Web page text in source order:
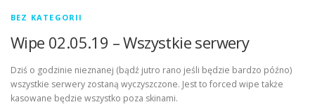
BEZ KATEGORII
Wipe 02.05.19 – Wszystkie serwery
Dziś o godzinie nieznanej (bądź jutro rano jeśli będzie bardzo późno)
wszystkie serwery zostaną wyczyszczone. Jest to forced wipe także
kasowane będzie wszystko poza skinami.